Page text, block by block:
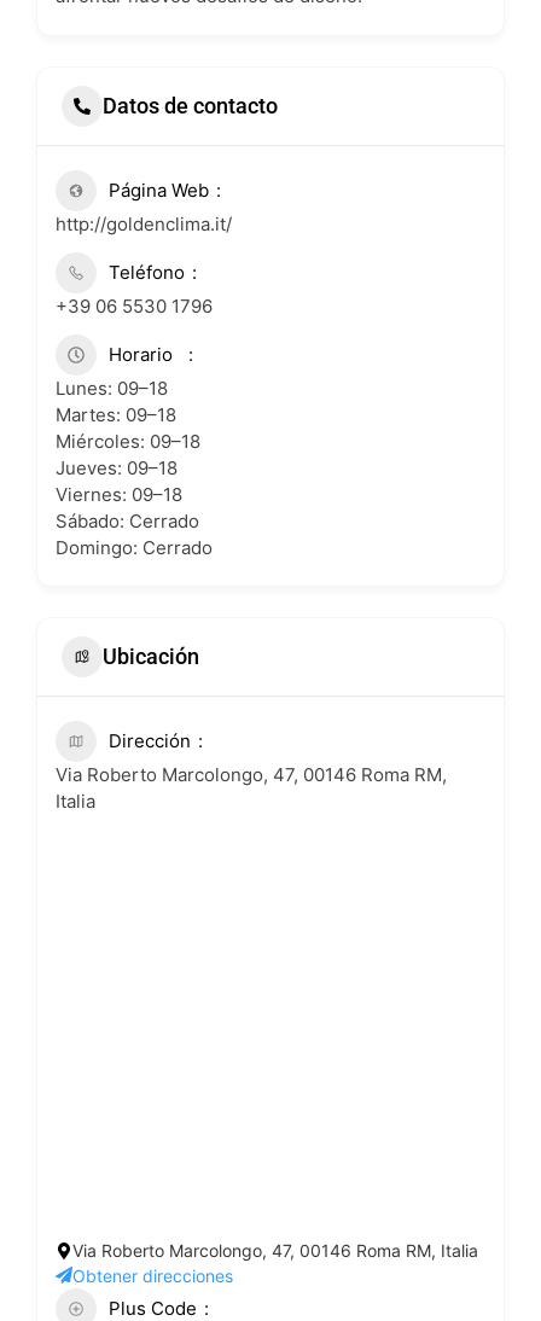
Datos de contacto
Página Web
http://goldenclima.it/
Teléfono
+39 06 5530 1796
Horario
Lunes: 09–18
Martes: 09–18
Miércoles: 09–18
Jueves: 09–18
Viernes: 09–18
Sábado: Cerrado
Domingo: Cerrado
Ubicación
Dirección
Via Roberto Marcolongo, 47, 00146 Roma RM,
Italia
Via Roberto Marcolongo, 47, 00146 Roma RM, Italia
Obtener direcciones
Plus Code